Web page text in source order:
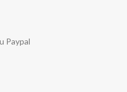
Paypal